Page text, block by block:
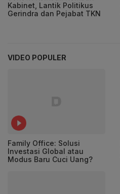
Kabinet, Lantik Politikus
Gerindra dan Pejabat TKN
VIDEO POPULER
Family Office: Solusi
Investasi Global atau
Modus Baru Cuci Uang?